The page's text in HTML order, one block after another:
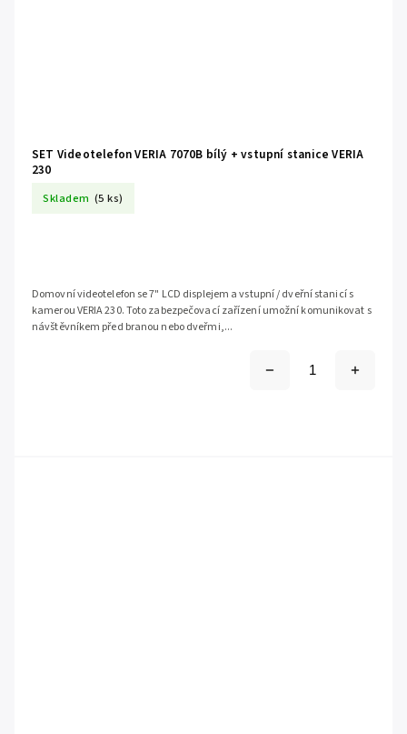
SET Videotelefon VERIA 7070B bílý + vstupní stanice VERIA
230
Skladem (5 ks)
Domovní videotelefon se 7" LCD displejem a vstupní / dveřní stanicí s
kamerou VERIA 230. Toto zabezpečovací zařízení umožní komunikovat s
návštěvníkem před branou nebo dveřmi,...